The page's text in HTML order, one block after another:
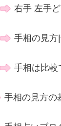
右手 左手
手相の見方
手相は比較
手相の見方の